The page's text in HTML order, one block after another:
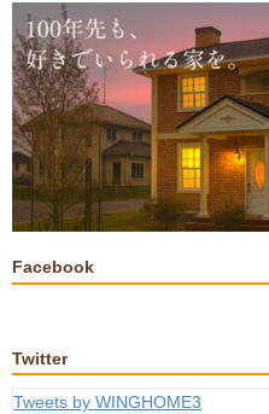
Facebook
Twitter
Tweets by WINGHOME3